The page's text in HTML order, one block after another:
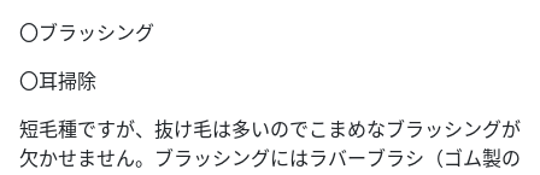
〇ブラッシング
〇耳掃除
短毛種ですが、抜け毛は多いのでこまめなブラッシングが
欠かせません。ブラッシングにはラバーブラシ（ゴム製の